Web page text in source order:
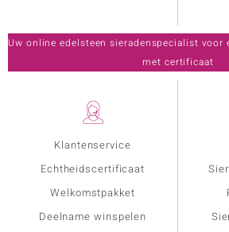
Klantenservice
Echtheidscertificaat
Welkomstpakket
Deelname winspelen
Uw online edelsteen sieradenspecialist voor
met certificaat